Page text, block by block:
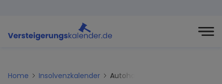
Home Insolvenzkalender Autohaus-niederrhein-kr-gmbh